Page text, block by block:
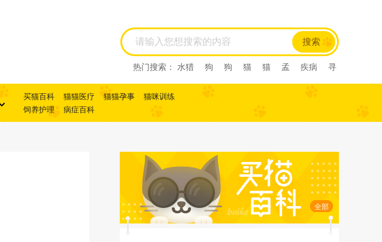
搜索
热门搜索： 水猎 狗 狗 猫 猫 孟 疾病
寻
西尼
阿比西尼
缅甸猫
猫
热带草原猫 索马里猫 索马里猫
塞尔凯
塞尔凯
土耳 土耳 雪鞋猫 雪鞋猫
英国长
毛猫
英国长毛猫 英国短毛猫 英国短毛猫
中华
田园猫
土猫 狸花猫 狸花猫 中国 中国
田
园猫
重点色短毛猫 重点色短毛猫 中国
斯
法斗
拉屎 乱拉屎 加菲 布偶 布偶
加菲
买猫百科 猫猫医疗 猫猫孕事
猫咪训练
饲养护理
病症百科
全部